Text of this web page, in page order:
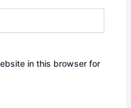
in this browser for